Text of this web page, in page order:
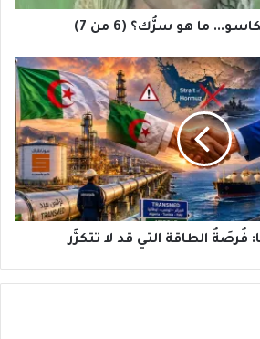
ما هو سرُّك؟ (6 من 7)
فُرصَةُ الطاقة التي قد لا تتكرَّر